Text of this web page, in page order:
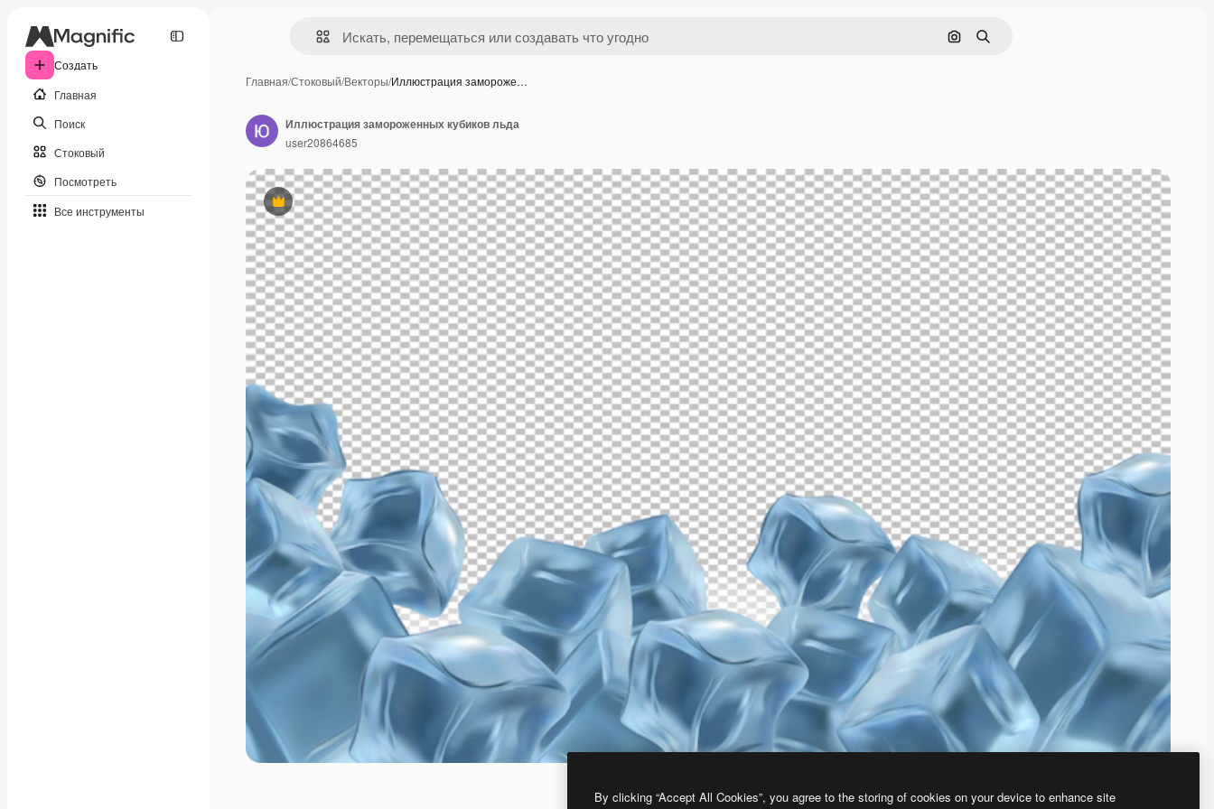
Создать
Главная
Поиск
Стоковый
Посмотреть
Все инструменты
Поиск по изображению
Поиск
Главная/Стоковый/Векторы/Иллюстрация замороже…
Премиум
Иллюстрация замороженных кубиков льда
user20864685
By clicking “Accept All Cookies”, you agree to the storing of cookies on your device to enhance site